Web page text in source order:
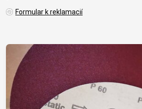
Formular k reklamacií